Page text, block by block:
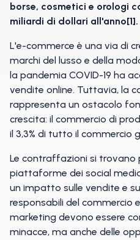
borse, cosmetici e orologi
miliardi di dollari all'anno[1].
L'e-commerce è una via di
marchi del lusso e della
la pandemia COVID-19 ha
vendite online. Tuttavia, la
rappresenta un ostacolo
crescita: il commercio di
il 3,3% di tutto il commercio
Le contraffazioni si trovano
piattaforme dei social
un impatto sulle vendite e
responsabili del commercio
marketing devono essere
minacce, ma anche delle